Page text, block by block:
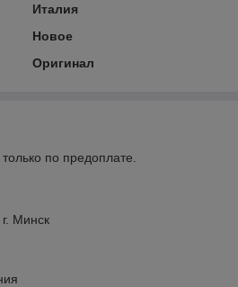
Италия
Новое
Оригинал
по предоплате.
Минск